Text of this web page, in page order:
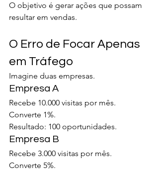
O objetivo é gerar ações que possam
resultar em vendas.
O Erro de Focar Apenas
em Tráfego
Imagine duas empresas.
Empresa A
Recebe 10.000 visitas por mês.
Converte 1%.
Resultado: 100 oportunidades.
Empresa B
Recebe 3.000 visitas por mês.
Converte 5%.